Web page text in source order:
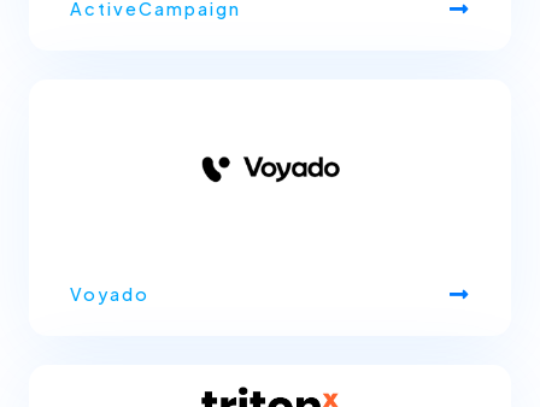
ActiveCampaign
Voyado